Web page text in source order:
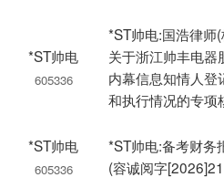
*ST帅电
605336
*ST帅电:国浩律师
关于浙江帅丰电器
内幕信息知情人登
和执行情况的专项
*ST帅电
605336
*ST帅电:备考财务
(容诚阅字